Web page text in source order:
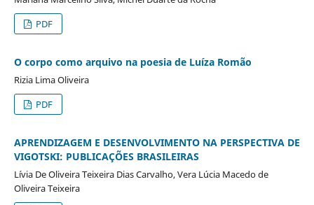
PDF
O corpo como arquivo na poesia de Luíza Romão
Rizia Lima Oliveira
PDF
APRENDIZAGEM E DESENVOLVIMENTO NA PERSPECTIVA DE
VIGOTSKI: PUBLICAÇÕES BRASILEIRAS
Lívia De Oliveira Teixeira Dias Carvalho, Vera Lúcia Macedo de
Oliveira Teixeira